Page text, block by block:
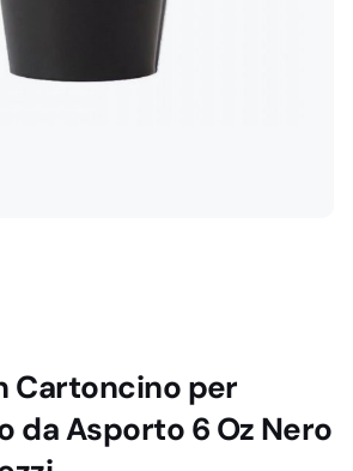
Cartoncino per
da Asporto 6 Oz Nero